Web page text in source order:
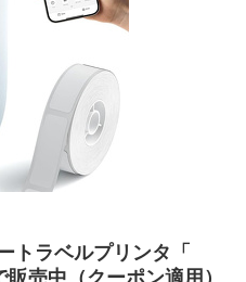
トラベルプリンタ「
販売中（クーポン適用）